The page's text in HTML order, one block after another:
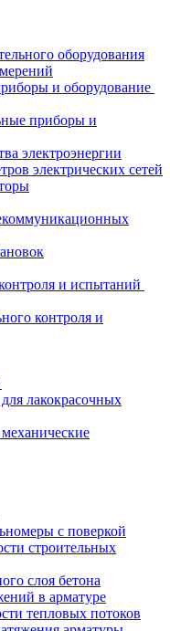
оборудования
и оборудование
приборы и
электроэнергии
электрических сетей
и испытаний
контроля и
лакокрасочных
с поверкой
строительных
слоя бетона
в арматуре
тепловых потоков